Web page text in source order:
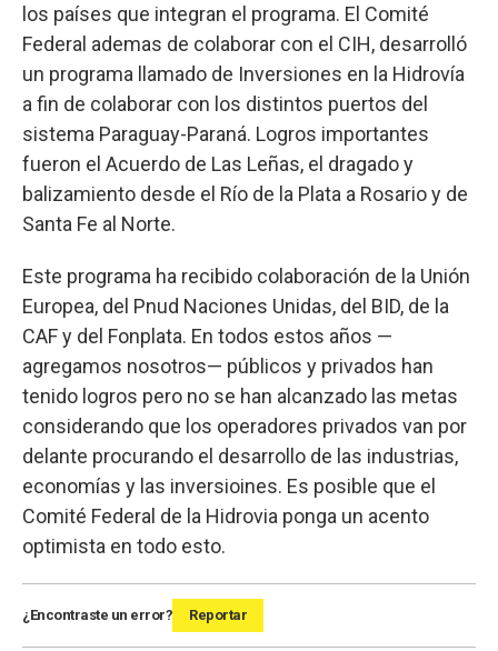
los países que integran el programa. El Comité
Federal ademas de colaborar con el CIH, desarrolló
un programa llamado de Inversiones en la Hidrovía
a fin de colaborar con los distintos puertos del
sistema Paraguay-Paraná. Logros importantes
fueron el Acuerdo de Las Leñas, el dragado y
balizamiento desde el Río de la Plata a Rosario y de
Santa Fe al Norte.
Este programa ha recibido colaboración de la Unión
Europea, del Pnud Naciones Unidas, del BID, de la
CAF y del Fonplata. En todos estos años —
agregamos nosotros— públicos y privados han
tenido logros pero no se han alcanzado las metas
considerando que los operadores privados van por
delante procurando el desarrollo de las industrias,
economías y las inversioines. Es posible que el
Comité Federal de la Hidrovia ponga un acento
optimista en todo esto.
¿Encontraste un error? Reportar